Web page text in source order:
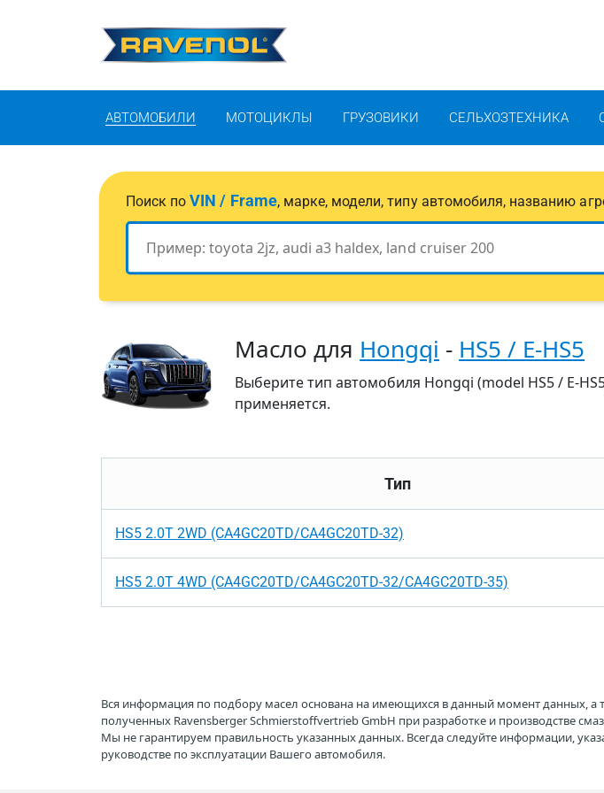
АВТОМОБИЛИ МОТОЦИКЛЫ ГРУЗОВИКИ СЕЛЬХОЗТЕХНИКА
Поиск поVIN / Frame, марке, модели, типу автомобиля, названию
Масло для Hongqi - HS5 / E-HS5
Выберите тип автомобиля Hongqi (model HS5 / E-
применяется.
Тип
HS5 2.0T 2WD (CA4GC20TD/CA4GC20TD-32)
HS5 2.0T 4WD (CA4GC20TD/CA4GC20TD-32/CA4GC20TD-35)
Вся информация по подбору масел основана на имеющихся в данный момент данных, а
полученных Ravensberger Schmierstoffvertrieb GmbH при разработке и производстве
Мы не гарантируем правильность указанных данных. Всегда следуйте информации,
руководстве по эксплуатации Вашего автомобиля.